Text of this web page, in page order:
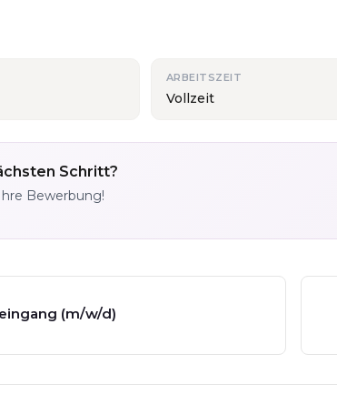
ARBEITSZEIT
Vollzeit
Schritt?
Bewerbung!
(m/w/d)